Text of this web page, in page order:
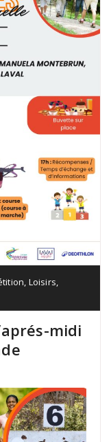
, Loisirs,
midi